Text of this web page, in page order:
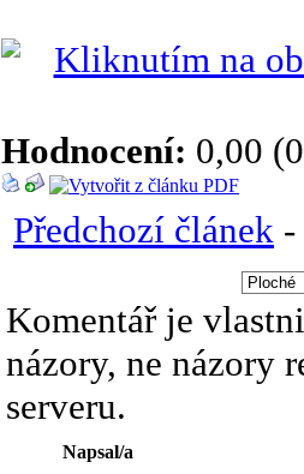
Hodnocení: 0,00
Předchozí článek -
Komentář je
názory, ne názory
serveru.
Napsal/a